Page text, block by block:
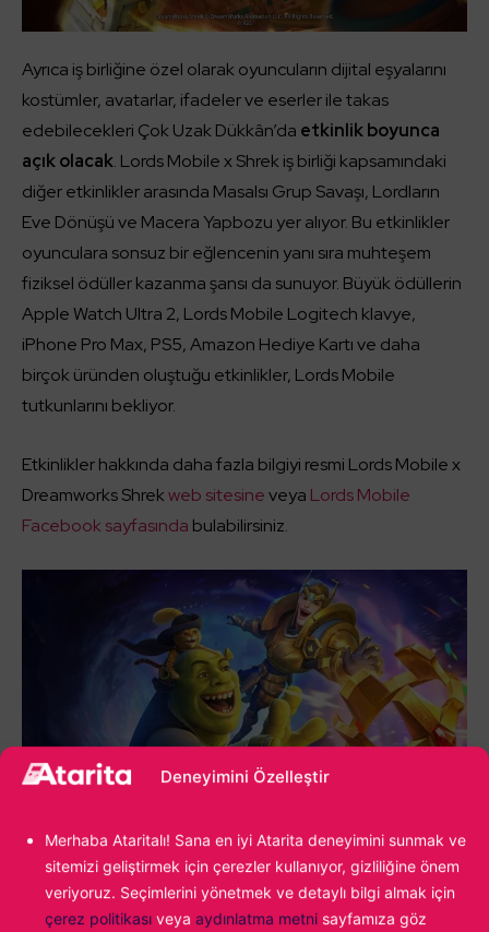
Deneyimini Özelleştir
Merhaba Ataritalı! Sana en iyi Atarita deneyimini sunmak ve
sitemizi geliştirmek için çerezler kullanıyor, gizliliğine önem
veriyoruz. Seçimlerini yönetmek ve detaylı bilgi almak için
çerez politikası veya aydınlatma metni sayfamıza göz
Ayrıca iş birliğine özel olarak oyuncuların dijital eşyalarını
kostümler, avatarlar, ifadeler ve eserler ile takas
edebilecekleri Çok Uzak Dükkân’da etkinlik boyunca
açık olacak. Lords Mobile x Shrek iş birliği kapsamındaki
diğer etkinlikler arasında Masalsı Grup Savaşı, Lordların
Eve Dönüşü ve Macera Yapbozu yer alıyor. Bu etkinlikler
oyunculara sonsuz bir eğlencenin yanı sıra muhteşem
fiziksel ödüller kazanma şansı da sunuyor. Büyük ödüllerin
Apple Watch Ultra 2, Lords Mobile Logitech klavye,
iPhone Pro Max, PS5, Amazon Hediye Kartı ve daha
birçok üründen oluştuğu etkinlikler, Lords Mobile
tutkunlarını bekliyor.
Etkinlikler hakkında daha fazla bilgiyi resmi Lords Mobile x
Dreamworks Shrekweb sitesineveya Lords Mobile
Facebook sayfasında bulabilirsiniz.
Büyük ödüllerle dolu bu benzersiz eğlenceye katılmak
için Lords Mobile’ı hemen şimdiGoogle Play Store,App
Store,SteamveyaPC’den(oyunun resmi web sitesi